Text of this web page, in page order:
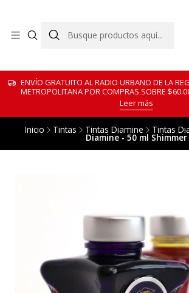
ENVÍO GRATUITO AL RADIO URBANO DE LA
METROPOLITANA POR COMPRAS SOBRE
Leer más
Inicio Tintas Tintas Diamine Tintas
Diamine - 50 ml Shimmer